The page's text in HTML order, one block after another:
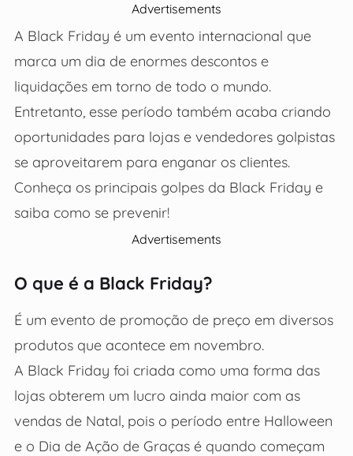
Advertisements
A Black Friday é um evento internacional que
marca um dia de enormes descontos e
liquidações em torno de todo o mundo.
Entretanto, esse período também acaba criando
oportunidades para lojas e vendedores golpistas
se aproveitarem para enganar os clientes.
Conheça os principais golpes da Black Friday e
saiba como se prevenir!
Advertisements
O que é a Black Friday?
É um evento de promoção de preço em diversos
produtos que acontece em novembro.
A Black Friday foi criada como uma forma das
lojas obterem um lucro ainda maior com as
vendas de Natal, pois o período entre Halloween
e o Dia de Ação de Graças é quando começam